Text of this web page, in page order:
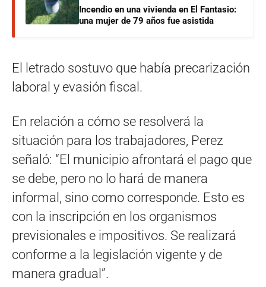
Incendio en una vivienda en El Fantasio:
una mujer de 79 años fue asistida
El letrado sostuvo que había precarización
laboral y evasión fiscal.
En relación a cómo se resolverá la
situación para los trabajadores, Perez
señaló: “El municipio afrontará el pago que
se debe, pero no lo hará de manera
informal, sino como corresponde. Esto es
con la inscripción en los organismos
previsionales e impositivos. Se realizará
conforme a la legislación vigente y de
manera gradual”.